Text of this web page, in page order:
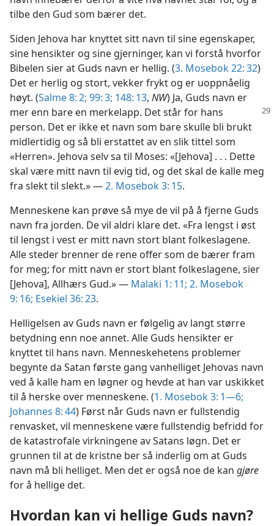
tilbe den Gud som bærer det.
Siden Jehova har knyttet sitt navn til sine egenskaper,
sine hensikter og sine gjerninger, kan vi forstå hvorfor
Bibelen sier at Guds navn er hellig. (3. Mosebok 22: 32)
Det er herlig og stort, vekker frykt og er uoppnåelig
høyt. (Salme 8: 2; 99: 3; 148: 13, NW) Ja, Guds navn er
mer enn bare en merkelapp. Det står for hans
person. Det er ikke et navn som bare skulle bli brukt
midlertidig og så bli erstattet av en slik tittel som
«Herren». Jehova selv sa til Moses: «[Jehova] . . . Dette
skal være mitt navn til evig tid, og det skal de kalle meg
fra slekt til slekt.» —2. Mosebok 3: 15.
Menneskene kan prøve så mye de vil på å fjerne Guds
navn fra jorden. De vil aldri klare det. «Fra lengst i øst
til lengst i vest er mitt navn stort blant folkeslagene.
Alle steder brenner de rene offer som de bærer fram
for meg; for mitt navn er stort blant folkeslagene, sier
[Jehova], Allhærs Gud.» — Malaki 1: 11; 2. Mosebok
9: 16; Esekiel 36: 23.
Helligelsen av Guds navn er følgelig av langt større
betydning enn noe annet. Alle Guds hensikter er
knyttet til hans navn. Menneskehetens problemer
begynte da Satan første gang vanhelliget Jehovas navn
ved å kalle ham en løgner og hevde at han var uskikket
til å herske over menneskene. (1. Mosebok 3: 1—6;
Johannes 8: 44) Først når Guds navn er fullstendig
renvasket, vil menneskene være fullstendig befridd for
de katastrofale virkningene av Satans løgn. Det er
grunnen til at de kristne ber så inderlig om at Guds
navn må bli helliget. Men det er også noe de kan gjøre
for å hellige det.
Hvordan kan vi hellige Guds navn?